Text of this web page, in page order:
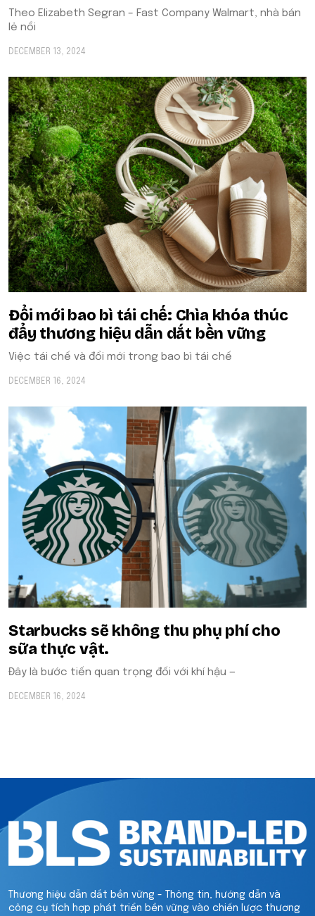
Theo Elizabeth Segran – Fast Company Walmart, nhà bán
lẻ nổi
DECEMBER 13, 2024
Đổi mới bao bì tái chế: Chìa khóa thúc
đẩy thương hiệu dẫn dắt bền vững
Việc tái chế và đổi mới trong bao bì tái chế
DECEMBER 16, 2024
Starbucks sẽ không thu phụ phí cho
sữa thực vật.
Đây là bước tiến quan trọng đối với khí hậu —
DECEMBER 16, 2024
Thương hiệu dẫn dắt bền vững - Thông tin, hướng dẫn và
công cụ tích hợp phát triển bền vững vào chiến lược thương